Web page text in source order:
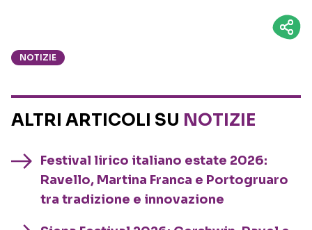
NOTIZIE
ALTRI ARTICOLI SU NOTIZIE
Festival lirico italiano estate 2026:
Ravello, Martina Franca e Portogruaro
tra tradizione e innovazione